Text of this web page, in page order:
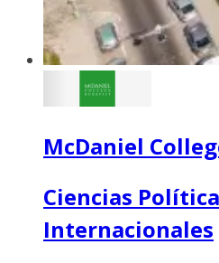
McDaniel
Ciencias
Internacionales